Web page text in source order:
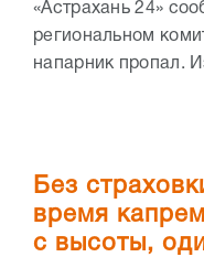
«Астрахань 24»
региональном
напарник пропал.
Без
время
с высоты,